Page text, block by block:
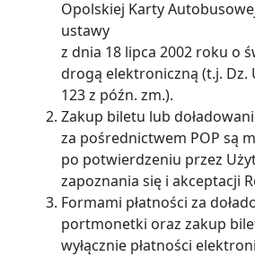
Opolskiej Karty
ustawy
z dnia 18 lipca 2002 roku o
drogą elektroniczną (t.j. Dz.
123 z późn. zm.).
Zakup biletu lub
za pośrednictwem POP są
po potwierdzeniu przez
zapoznania się i akceptacji
Formami płatności za
portmonetki oraz zakup
wyłącznie płatności